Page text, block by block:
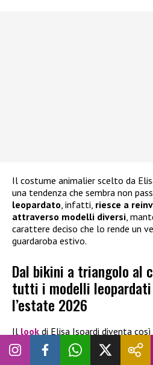
Il costume animalier scelto da
una tendenza che sembra non
leopardato, infatti, riesce a
attraverso modelli diversi,
carattere deciso che lo rende un
guardaroba estivo.
Dal bikini a triangolo al
tutti i modelli
l’estate 2026
Il look di Elisa Isoardi diventa
scoprire le diverse versioni del
in vacanza. Per chi ama uno stile